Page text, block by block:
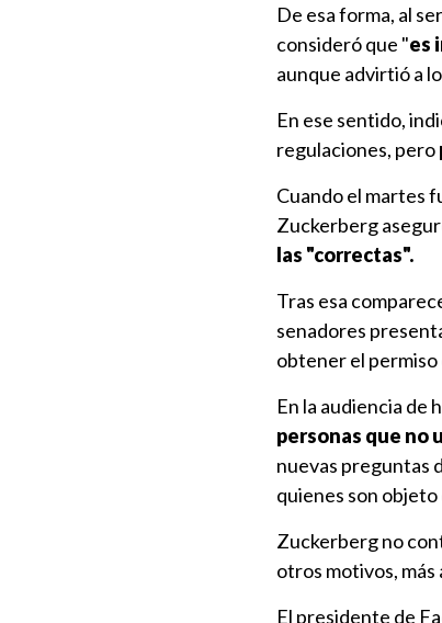
De esa forma, al
consideró que "es
aunque advirtió a
En ese sentido,
regulaciones, pero
Cuando el martes
Zuckerberg
las "correctas".
Tras esa
senadores
obtener el permiso
En la audiencia de
personas que no
nuevas preguntas
quienes son objeto
Zuckerberg no
otros motivos, más
El presidente de